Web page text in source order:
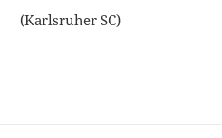
(Karlsruher SC)